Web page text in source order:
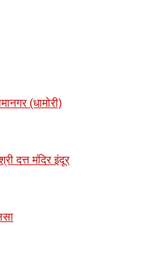
(धामोरी)
दत्त मंदिर इंदूर